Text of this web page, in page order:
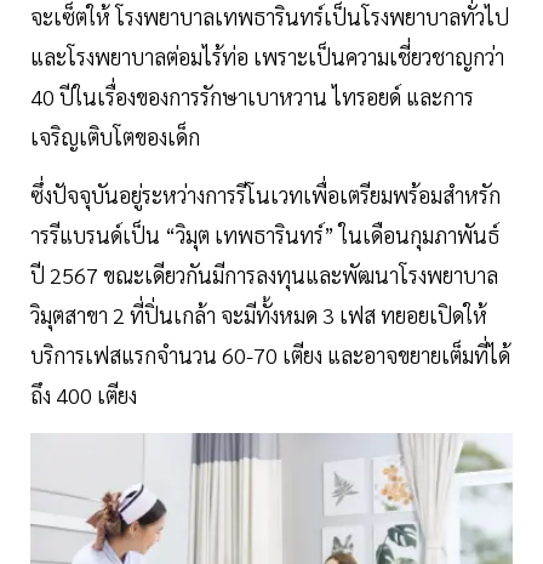
จะเซ็ตให้ โรงพยาบาลเทพธารินทร์เป็นโรงพยาบาลทั่วไป
และโรงพยาบาลต่อมไร้ท่อ เพราะเป็นความเชี่ยวชาญกว่า
40 ปีในเรื่องของการรักษาเบาหวาน ไทรอยด์ และการ
เจริญเติบโตของเด็ก
ซึ่งปัจจุบันอยู่ระหว่างการรีโนเวทเพื่อเตรียมพร้อมสำหรัก
ารรีแบรนด์เป็น “วิมุต เทพธารินทร์” ในเดือนกุมภาพันธ์
ปี 2567 ขณะเดียวกันมีการลงทุนและพัฒนาโรงพยาบาล
วิมุตสาขา 2 ที่ปิ่นเกล้า จะมีทั้งหมด 3 เฟส ทยอยเปิดให้
บริการเฟสแรกจำนวน 60-70 เตียง และอาจขยายเต็มที่ได้
ถึง 400 เตียง